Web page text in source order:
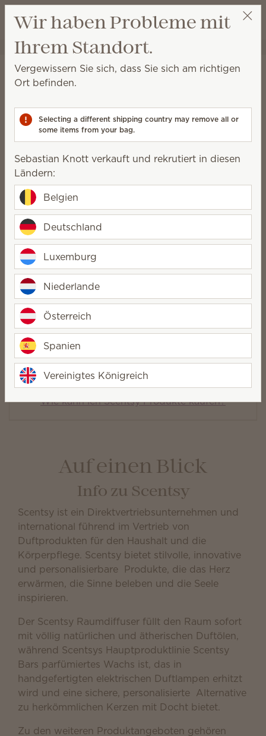
Wunschliste
Warenkorb
Sebastian Knott Party auswählen
Häufig gestellte fragen
Was ist Scentsy?
Welche Produkte verkauft Scentsy?
Was sind dochtlose Kerzen?
Wie wird das Wachs erwärmt?
Woraus bestehen Scentsy Produkte?
Wo kann ich Scentsy Produkte kaufen?
Hat Scentsy einen Produktkatalog?
Wie kann ich Scentsy Produkte kaufen?
Auf einen Blick
Info zu Scentsy
Scentsy ist ein Direktvertriebsunternehmen und
international führend im Vertrieb von
Duftprodukten für den Haushalt und die
Körperpflege. Scentsy bietet stilvolle, innovative
und personalisierbare Produkte, die das Herz
erwärmen, die Sinne beleben und die Seele
inspirieren.
Der Scentsy Raumdiffuser füllt den Raum sofort
mit völlig natürlichen und ätherischen Duftölen,
während Scentsys Hauptproduktlinie Scentsy
Bars parfümiertes Wachs ist, das in
handgefertigten elektrischen Duftlampen erhitzt
wird und eine sichere, personalisierte Alternative
zu herkömmlichen Kerzen mit Docht bietet.
Zu den weiteren Produktangeboten gehören
Wir haben Probleme mit
Ihrem Standort.
Vergewissern Sie sich, dass Sie sich am richtigen
Ort befinden.
Selecting a different shipping country may remove all or
some items from your bag.
Sebastian Knott verkauft und rekrutiert in diesen
Ländern:
Belgien
Deutschland
Luxemburg
Niederlande
Österreich
Spanien
Vereinigtes Königreich